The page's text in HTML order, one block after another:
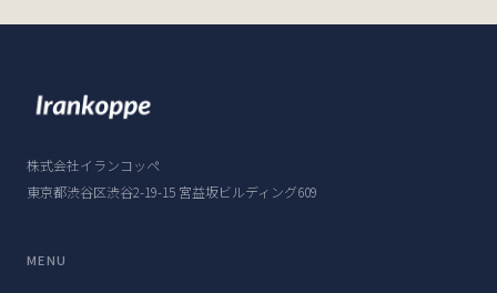
株式会社イランコッペ
東京都渋谷区渋谷2-19-15 宮益坂ビルディング609
MENU